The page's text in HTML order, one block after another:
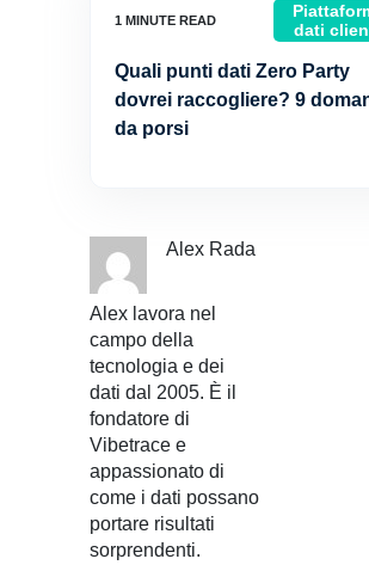
dati
Quali punti dati Zero Party
dovrei raccogliere? 9
da porsi
Alex Rada
Alex lavora nel
campo della
tecnologia e dei
dati dal 2005. È il
fondatore di
Vibetrace e
appassionato di
come i dati possano
portare risultati
sorprendenti.